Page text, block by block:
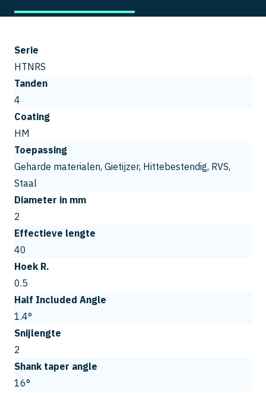
Serie
HTNRS
Tanden
4
Coating
HM
Toepassing
Geharde materialen, Gietijzer, Hittebestendig, RVS,
Staal
Diameter in mm
2
Effectieve lengte
40
Hoek R.
0.5
Half Included Angle
1.4°
Snijlengte
2
Shank taper angle
16°